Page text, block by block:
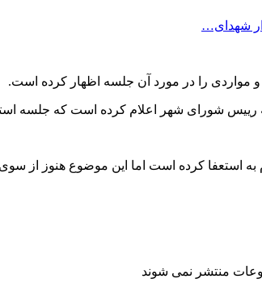
شهدای…
مواردی را در مورد آن جلسه اظهار کرده است.
رییس شورای شهر اعلام کرده است که جلسه
استعفا کرده است اما این موضوع هنوز از
منتشر نمی شوند